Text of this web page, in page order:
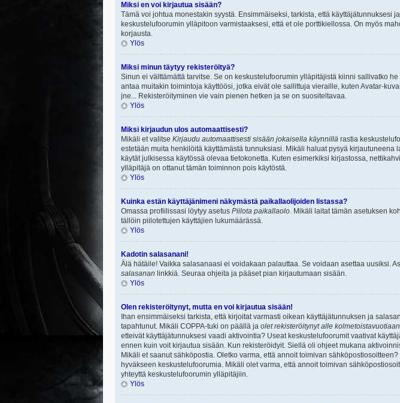
Miksi en voi kirjautua sisään?
Tämä voi johtua monestakin syystä. Ensimmäiseksi, tarkista, että käyttäjätunnuksesi
keskustelufoorumin ylläpitoon varmistaaksesi, että et ole porttikiellossa. On myös
korjausta.
Ylös
Miksi minun täytyy rekisteröityä?
Sinun ei välttämättä tarvitse. Se on keskustelufoorumin ylläpitäjistä kiinni sallivatko
antaa muitakin toimintoja käyttöösi, jotka eivät ole sallittuja vieraille, kuten Avatar-
jne... Rekisteröityminen vie vain pienen hetken ja se on suositeltavaa.
Ylös
Miksi kirjaudun ulos automaattisesti?
Mikäli et valitse Kirjaudu automaattisesti sisään jokaisella käynnillä rastia
estetään muita henkilöitä käyttämästä tunnuksiasi. Mikäli haluat pysyä
käytät julkisessa käytössä olevaa tietokonetta. Kuten esimerkiksi kirjastossa,
ylläpitäjä on ottanut tämän toiminnon pois käytöstä.
Ylös
Kuinka estän käyttäjänimeni näkymästä paikallaolijoiden listassa?
Omassa profiilissasi löytyy asetus Piilota paikallaolo. Mikäli laitat tämän asetuksen
tällöin piilotettujen käyttäjien lukumäärässä.
Ylös
Kadotin salasanani!
Älä hätäile! Vaikka salasanaasi ei voidakaan palauttaa. Se voidaan asettaa uusiksi.
salasanan linkkiä. Seuraa ohjeita ja pääset pian kirjautumaan sisään.
Ylös
Olen rekisteröitynyt, mutta en voi kirjautua sisään!
Ihan ensimmäiseksi tarkista, että kirjoitat varmasti oikean käyttäjätunnuksen ja
tapahtunut. Mikäli COPPA-tuki on päällä ja olet rekisteröitynyt alle
etteivät käyttäjätunnuksesi vaadi aktivointia? Useat keskustelufoorumit vaativat
ennen kuin voit kirjautua sisään. Kun rekisteröidyit. Siellä oli ohjeet mukana
Mikäli et saanut sähköpostia. Oletko varma, että annoit toimivan
hyväkseen keskustelufoorumia. Mikäli olet varma, että annoit toimivan
yhteyttä keskustelufoorumin ylläpitäjiin.
Ylös